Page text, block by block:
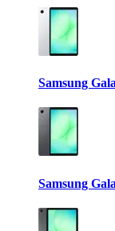
Samsung
Samsung